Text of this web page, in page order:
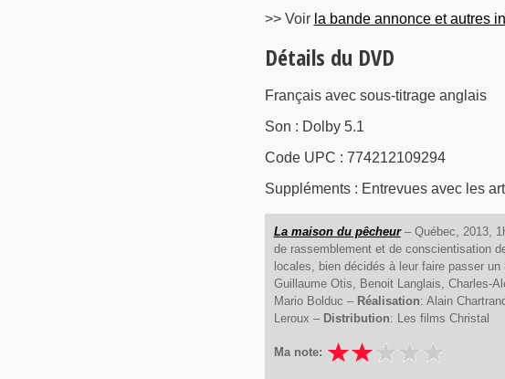
>> Voir la bande annonce et autres
Détails du DVD
Français avec sous-titrage anglais
Son : Dolby 5.1
Code UPC : 774212109294
Suppléments : Entrevues avec les
La maison du pêcheur– Québec, 2013,
de rassemblement et de conscientisation
locales, bien décidés à leur faire passer un
Guillaume Otis, Benoit Langlais, Charles-
Mario Bolduc – Réalisation: Alain
Leroux – Distribution: Les films Christal
Ma note: